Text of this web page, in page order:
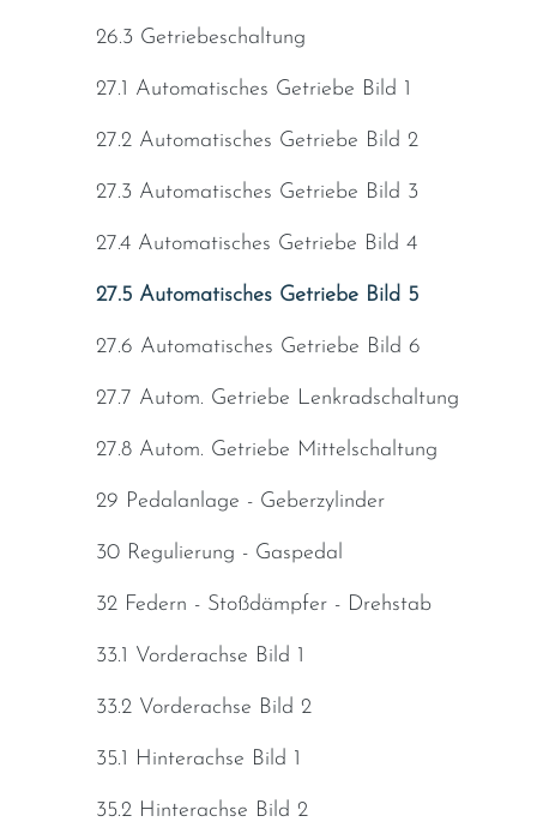
26.3 Getriebeschaltung
27.1 Automatisches Getriebe Bild 1
27.2 Automatisches Getriebe Bild 2
27.3 Automatisches Getriebe Bild 3
27.4 Automatisches Getriebe Bild 4
27.5 Automatisches Getriebe Bild 5
27.6 Automatisches Getriebe Bild 6
27.7 Autom. Getriebe Lenkradschaltung
27.8 Autom. Getriebe Mittelschaltung
29 Pedalanlage - Geberzylinder
30 Regulierung - Gaspedal
32 Federn - Stoßdämpfer - Drehstab
33.1 Vorderachse Bild 1
33.2 Vorderachse Bild 2
35.1 Hinterachse Bild 1
35.2 Hinterachse Bild 2